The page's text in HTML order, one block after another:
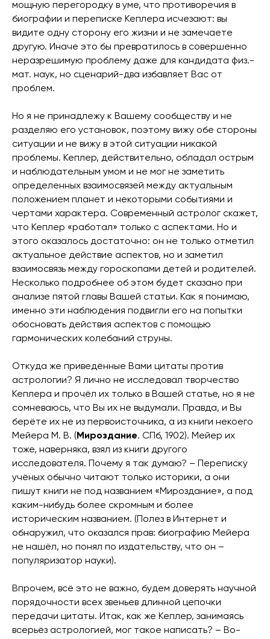
мощную перегородку в уме, что противоречия в
биографии и переписке Кеплера исчезают: вы
видите одну сторону его жизни и не замечаете
другую. Иначе это бы превратилось в совершенно
неразрешимую проблему даже для кандидата физ.-
мат. наук, но сценарий-два избавляет Вас от
проблем.
Но я не принадлежу к Вашему сообществу и не
разделяю его установок, поэтому вижу обе стороны
ситуации и не вижу в этой ситуации никакой
проблемы. Кеплер, действительно, обладал острым
и наблюдательным умом и не мог не заметить
определенных взаимосвязей между актуальным
положением планет и некоторыми событиями и
чертами характера. Современный астролог скажет,
что Кеплер «работал» только с аспектами. Но и
этого оказалось достаточно: он не только отметил
актуальное действие аспектов, но и заметил
взаимосвязь между гороскопами детей и родителей.
Несколько подробнее об этом будет сказано при
анализе пятой главы Вашей статьи. Как я понимаю,
именно эти наблюдения подвигли его на попытки
обосновать действия аспектов с помощью
гармонических колебаний струны.
Откуда же приведённые Вами цитаты против
астрологии? Я лично не исследовал творчество
Кеплера и прочёл их только в Вашей статье, но я не
сомневаюсь, что Вы их не выдумали. Правда, и Вы
берёте их не из первоисточника, а из книги некоего
Мейера М. В. ( Мироздание. СПб, 1902). Мейер их
тоже, наверняка, взял из книги другого
исследователя. Почему я так думаю? – Переписку
учёных обычно читают только историки, а они
пишут книги не под названием «Мироздание», а под
каким-нибудь более скромным и более
историческим названием. (Полез в Интернет и
обнаружил, что оказался прав: биографию Мейера
не нашёл, но понял по издательству, что он –
популяризатор науки).
Впрочем, всё это не важно, будем доверять научной
порядочности всех звеньев длинной цепочки
передачи цитаты. Итак, как же Кеплер, занимаясь
всерьёз астрологией, мог такое написать? – Во-